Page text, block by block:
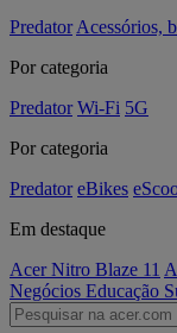
Predator Acessórios,
Por categoria
Predator Wi-Fi 5G
Por categoria
Predator eBikes
Em destaque
Acer Nitro Blaze 11
Negócios Educação